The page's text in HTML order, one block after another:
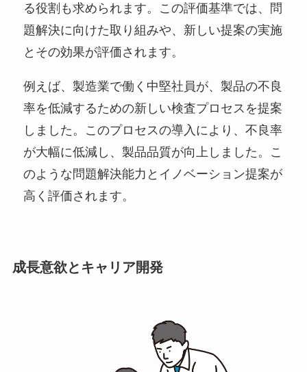
る役割も求められます。この評価基準では、問
題解決に向けた取り組みや、新しい提案の実施
とその効果が評価されます。
例えば、製造業で働く中堅社員が、製品の不良
率を低減するための新しい検査プロセスを提案
しました。このプロセスの導入により、不良率
が大幅に低減し、製品品質が向上しました。こ
のような問題解決能力とイノベーション提案が
高く評価されます。
成長意欲とキャリア開発